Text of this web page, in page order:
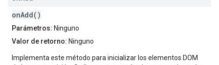
onAdd()
Parámetros: Ninguno
Valor de retorno: Ninguno
Implementa este método para inicializar los elementos DOM